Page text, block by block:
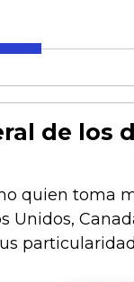
de los
quien toma
Unidos,